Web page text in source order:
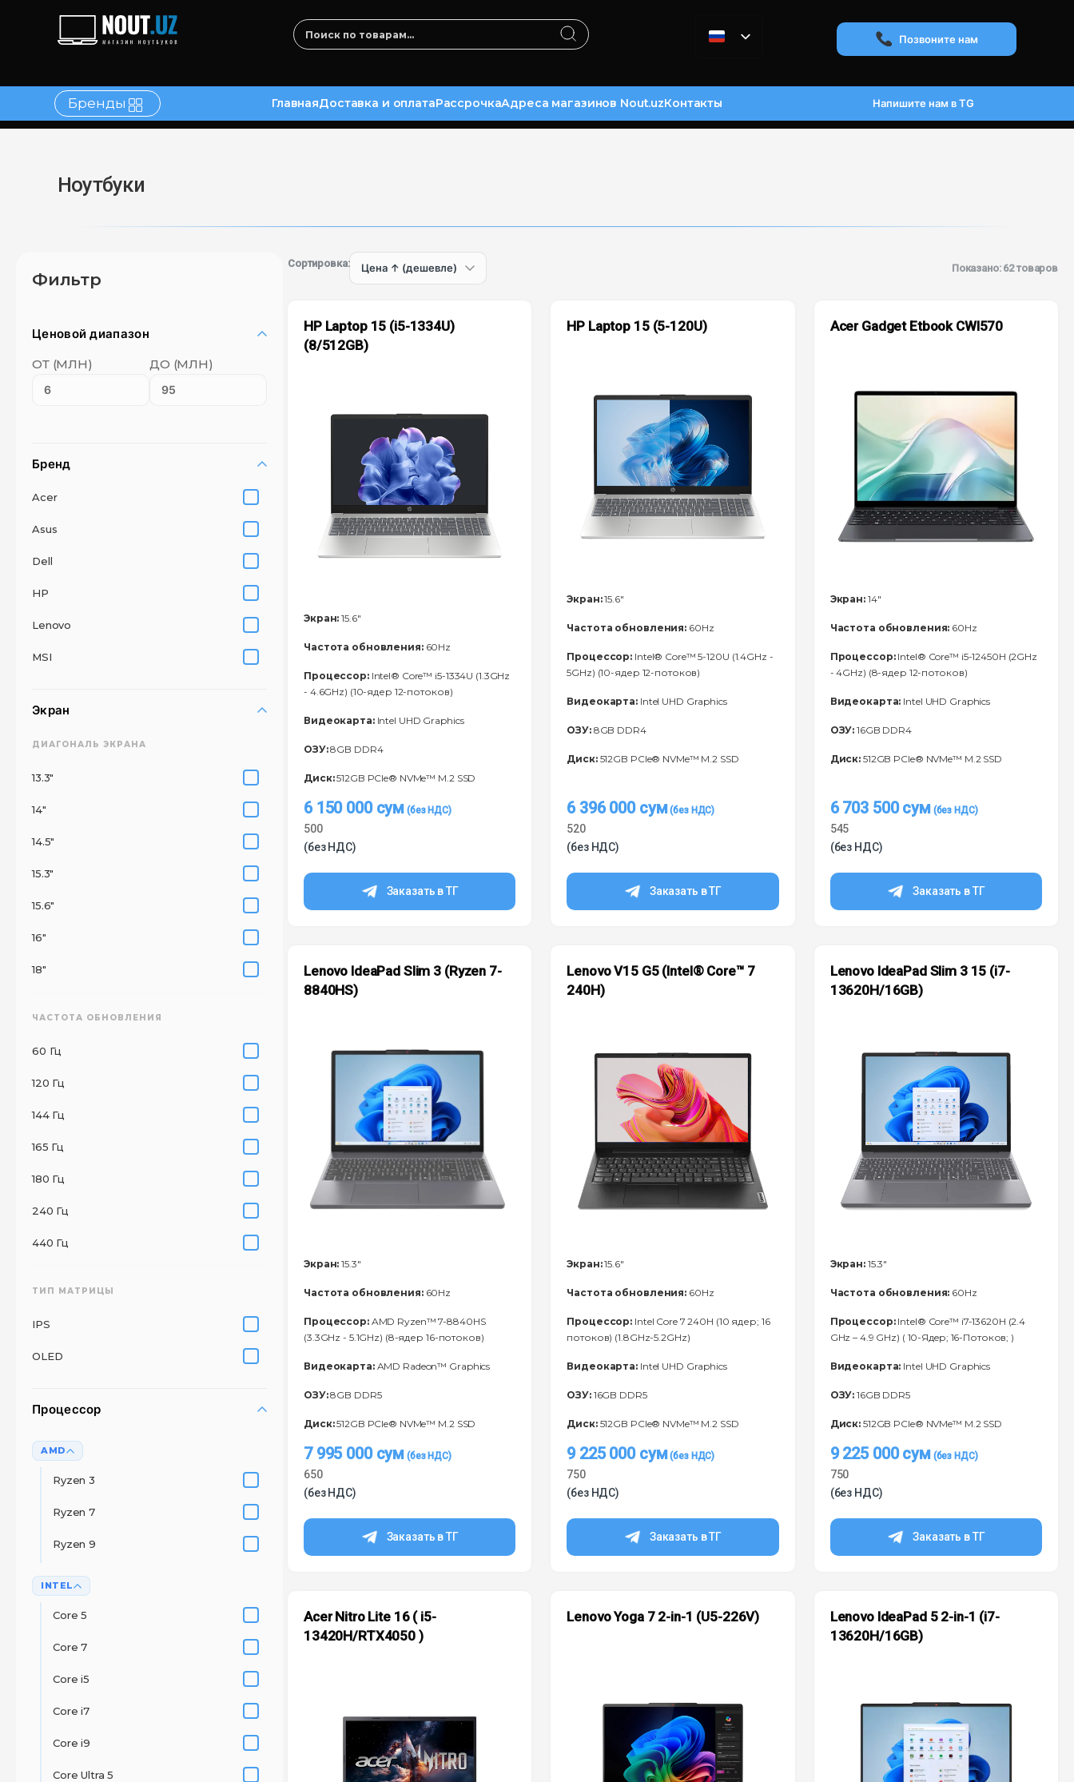
Позвоните нам
Бренды ГлавнаяДоставка и оплатаРассрочкаАдреса магазинов Nout.uzКонтакты Напишите нам в TG
Ноутбуки
Фильтр
Ценовой диапазон
ОТ (МЛН)
ДО (МЛН)
Бренд
Acer
Asus
Dell
HP
Lenovo
MSI
Экран
ДИАГОНАЛЬ ЭКРАНА
13.3"
14"
14.5"
15.3"
15.6"
16"
18"
ЧАСТОТА ОБНОВЛЕНИЯ
60 Гц
120 Гц
144 Гц
165 Гц
180 Гц
240 Гц
440 Гц
ТИП МАТРИЦЫ
IPS
OLED
Процессор
AMD
Ryzen 3
Ryzen 7
Ryzen 9
INTEL
Core 5
Core 7
Core i5
Core i7
Core i9
Core Ultra 5
Сортировка: Показано: 62 товаров
HP Laptop 15 (i5-1334U)
(8/512GB)
Экран: 15.6"
Частота обновления:60Hz
Процессор:Intel® Core™ i5-1334U (1.3GHz
- 4.6GHz) (10-ядер 12-потоков)
Видеокарта:Intel UHD Graphics
ОЗУ:8GB DDR4
Диск:512GB PCIe® NVMe™ M.2 SSD
6 150 000 сум
500
(без НДС)
Заказать в ТГ
HP Laptop 15 (5-120U)
Экран:15.6"
Частота обновления: 60Hz
Процессор: Intel® Core™ 5-120U (1.4GHz -
5GHz) (10-ядер 12-потоков)
Видеокарта: Intel UHD Graphics
ОЗУ:8GB DDR4
Диск:512GB PCIe® NVMe™ M.2 SSD
6 396 000 сум
520
(без НДС)
Заказать в ТГ
Acer Gadget Etbook CWI570
Экран:14"
Частота обновления: 60Hz
Процессор:Intel® Core™ i5-12450H (2GHz
- 4GHz) (8-ядер 12-потоков)
Видеокарта: Intel UHD Graphics
ОЗУ: 16GB DDR4
Диск: 512GB PCIe® NVMe™ M.2 SSD
6 703 500сум
545
(без НДС)
Заказать в ТГ
Lenovo IdeaPad Slim 3 (Ryzen 7-
8840HS)
Экран: 15.3"
Частота обновления:60Hz
Процессор:AMD Ryzen™ 7-8840HS
(3.3GHz - 5.1GHz) (8-ядер 16-потоков)
Видеокарта:AMD Radeon™ Graphics
ОЗУ:8GB DDR5
Диск:512GB PCIe® NVMe™ M.2 SSD
7 995 000 сум
650
(без НДС)
Заказать в ТГ
Lenovo V15 G5 (Intel® Core™ 7
240H)
Экран:15.6"
Частота обновления: 60Hz
Процессор: Intel Core 7 240H (10 ядер; 16
потоков) (1.8GHz-5.2GHz)
Видеокарта: Intel UHD Graphics
ОЗУ:16GB DDR5
Диск:512GB PCIe® NVMe™ M.2 SSD
9 225 000 сум
750
(без НДС)
Заказать в ТГ
Lenovo IdeaPad Slim 3 15 (i7-
13620H/16GB)
Экран:15.3"
Частота обновления: 60Hz
Процессор:Intel® Core™ i7-13620H (2.4
GHz – 4.9 GHz) ( 10-Ядeр; 16-Потоков; )
Видеокарта: Intel UHD Graphics
ОЗУ: 16GB DDR5
Диск: 512GB PCIe® NVMe™ M.2 SSD
9 225 000сум
750
(без НДС)
Заказать в ТГ
Acer Nitro Lite 16 ( i5-
13420H/RTX4050 )
Lenovo Yoga 7 2-in-1 (U5-226V)
Lenovo IdeaPad 5 2-in-1 (i7-
13620H/16GB)